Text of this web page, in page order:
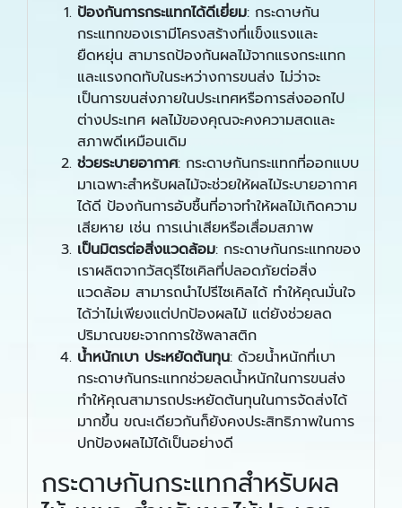
ป้องกันการกระแทกได้ดีเยี่ยม: กระดาษกัน
กระแทกของเรามีโครงสร้างที่แข็งแรงและ
ยืดหยุ่น สามารถป้องกันผลไม้จากแรงกระแทก
และแรงกดทับในระหว่างการขนส่ง ไม่ว่าจะ
เป็นการขนส่งภายในประเทศหรือการส่งออกไป
ต่างประเทศ ผลไม้ของคุณจะคงความสดและ
สภาพดีเหมือนเดิม
ช่วยระบายอากาศ: กระดาษกันกระแทกที่ออกแบบ
มาเฉพาะสำหรับผลไม้จะช่วยให้ผลไม้ระบายอากาศ
ได้ดี ป้องกันการอับชื้นที่อาจทำให้ผลไม้เกิดความ
เสียหาย เช่น การเน่าเสียหรือเสื่อมสภาพ
เป็นมิตรต่อสิ่งแวดล้อม: กระดาษกันกระแทกของ
เราผลิตจากวัสดุรีไซเคิลที่ปลอดภัยต่อสิ่ง
แวดล้อม สามารถนำไปรีไซเคิลได้ ทำให้คุณมั่นใจ
ได้ว่าไม่เพียงแต่ปกป้องผลไม้ แต่ยังช่วยลด
ปริมาณขยะจากการใช้พลาสติก
น้ำหนักเบา ประหยัดต้นทุน: ด้วยน้ำหนักที่เบา
กระดาษกันกระแทกช่วยลดน้ำหนักในการขนส่ง
ทำให้คุณสามารถประหยัดต้นทุนในการจัดส่งได้
มากขึ้น ขณะเดียวกันก็ยังคงประสิทธิภาพในการ
ปกป้องผลไม้ได้เป็นอย่างดี
กระดาษกันกระแทกสำหรับผล